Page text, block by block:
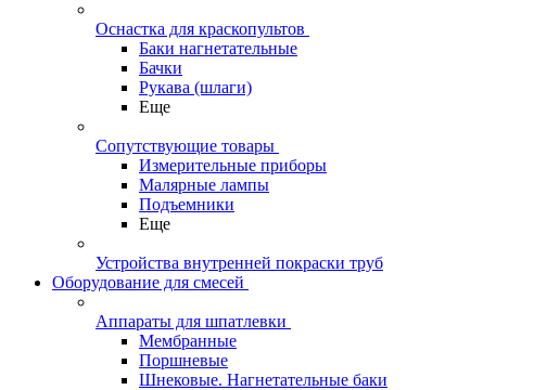
Оснастка для краскопультов
Баки нагнетательные
Бачки
Рукава (шлаги)
Еще
Сопутствующие товары
Измерительные приборы
Малярные лампы
Подъемники
Еще
Устройства внутренней покраски труб
Оборудование для смесей
Аппараты для шпатлевки
Мембранные
Поршневые
Шнековые. Нагнетательные баки